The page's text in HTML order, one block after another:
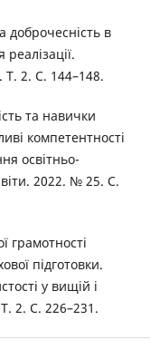
доброчесність в
Т. 2. С. 144–148.
та навички
компетентності
освітньо-
2022. № 25. С.
підготовки.
у вищій і
2. С. 226–231.